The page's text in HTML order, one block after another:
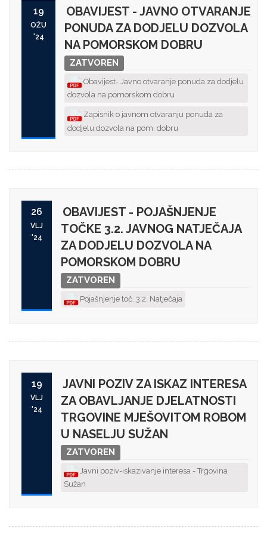
19
OŽU
'24
OBAVIJEST - JAVNO OTVARANJE
PONUDA ZA DODJELU DOZVOLA
NA POMORSKOM DOBRU
ZATVOREN
Obavijest- Javno otvaranje ponuda za dodjelu
dozvola na pomorskom dobru
Zapisnik o javnom otvaranju ponuda za
dodjelu dozvola na pom. dobru
26
VLJ
'24
OBAVIJEST - POJAŠNJENJE
TOČKE 3.2. JAVNOG NATJEČAJA
ZA DODJELU DOZVOLA NA
POMORSKOM DOBRU
ZATVOREN
Pojašnjenje toč. 3.2. Natječaja
19
VLJ
'24
JAVNI POZIV ZA ISKAZ INTERESA
ZA OBAVLJANJE DJELATNOSTI
TRGOVINE MJEŠOVITOM ROBOM
U NASELJU SUŽAN
ZATVOREN
Javni poziv-iskazivanje interesa - Trgovina
Sužan